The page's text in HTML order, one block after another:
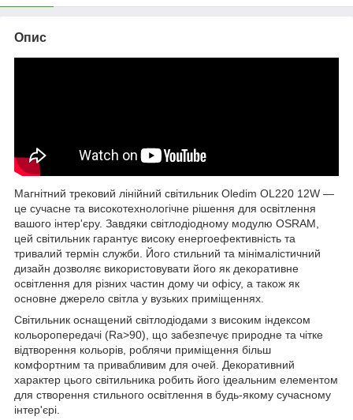
Опис
Магнітний трековий лінійний світильник Oledim OL220 12W —
це сучасне та високотехнологічне рішення для освітлення
вашого інтер'єру. Завдяки світлодіодному модулю OSRAM,
цей світильник гарантує високу енергоефективність та
тривалий термін служби. Його стильний та мінімалістичний
дизайн дозволяє використовувати його як декоративне
освітлення для різних частин дому чи офісу, а також як
основне джерело світла у вузьких приміщеннях.
Світильник оснащений світлодіодами з високим індексом
кольоропередачі (Ra>90), що забезпечує природне та чітке
відтворення кольорів, роблячи приміщення більш
комфортним та привабливим для очей. Декоративний
характер цього світильника робить його ідеальним елементом
для створення стильного освітлення в будь-якому сучасному
інтер'єрі.